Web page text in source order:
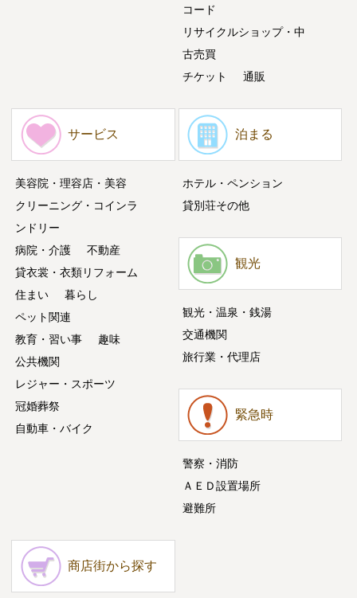
コード
リサイクルショップ・中
古売買
チケット
通販
サービス
美容院・理容店・美容
クリーニング・コインラ
ンドリー
病院・介護
不動産
貸衣裳・衣類リフォーム
住まい
暮らし
ペット関連
教育・習い事
趣味
公共機関
レジャー・スポーツ
冠婚葬祭
自動車・バイク
泊まる
ホテル・ペンション
貸別荘その他
観光
観光・温泉・銭湯
交通機関
旅行業・代理店
緊急時
警察・消防
ＡＥＤ設置場所
避難所
商店街から探す